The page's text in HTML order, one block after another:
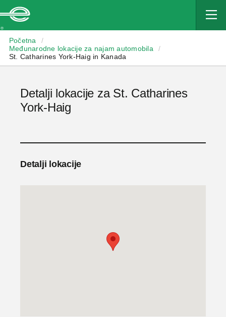
Početna
/
Međunarodne lokacije za najam automobila
/
St. Catharines York-Haig in Kanada
Detalji lokacije za St. Catharines
York-Haig
Detalji lokacije